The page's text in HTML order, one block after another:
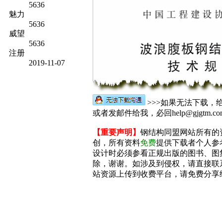
5636
魅力
5636
威望
5636
注册
2019-11-07
>>>如果无法下载，
或者发邮件给我，必回
【重要声明】 钢结构同盟网站所有
创，所有资料免费提供下载者个人参
设计时必须参看正规出版的图书、
除，谢谢。如涉及到侵权，请直接联
站资源上传到收费平台，请免费分享